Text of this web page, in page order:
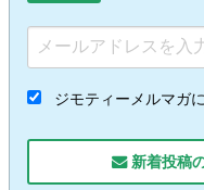
ジモティーメルマガ
新着投稿